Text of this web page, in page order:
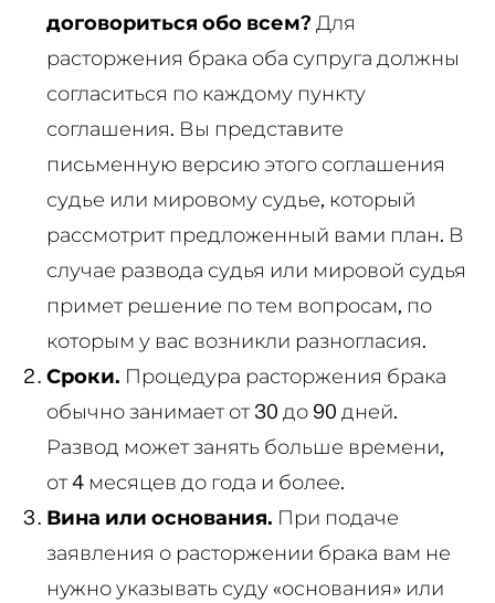
договориться обо всем? Для
расторжения брака оба супруга должны
согласиться по каждому пункту
соглашения. Вы представите
письменную версию этого соглашения
судье или мировому судье, который
рассмотрит предложенный вами план. В
случае развода судья или мировой судья
примет решение по тем вопросам, по
которым у вас возникли разногласия.
Сроки. Процедура расторжения брака
обычно занимает от 30 до 90 дней.
Развод может занять больше времени,
от 4 месяцев до года и более.
Вина или основания. При подаче
заявления о расторжении брака вам не
нужно указывать суду «основания» или